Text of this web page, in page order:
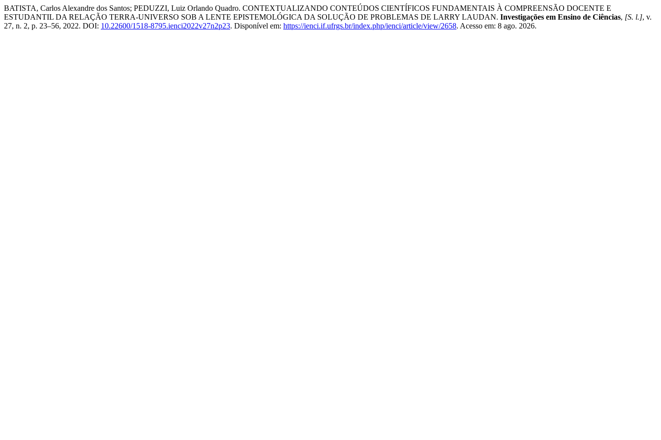
BATISTA, Carlos Alexandre dos Santos; PEDUZZI, Luiz Orlando Quadro. CONTEXTUALIZANDO CONTEÚDOS CIENTÍFICOS FUNDAMENTAIS À COMPREENSÃO DOCENTE E
ESTUDANTIL DA RELAÇÃO TERRA-UNIVERSO SOB A LENTE EPISTEMOLÓGICA DA SOLUÇÃO DE PROBLEMAS DE LARRY LAUDAN. Investigações em Ensino de Ciências, [S. l.], v.
27, n. 2, p. 23–56, 2022. DOI: 10.22600/1518-8795.ienci2022v27n2p23. Disponível em: https://ienci.if.ufrgs.br/index.php/ienci/article/view/2658. Acesso em: 8 ago. 2026.